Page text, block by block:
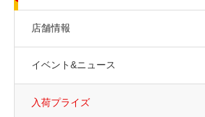
店舗情報
イベント&ニュース
入荷プライズ